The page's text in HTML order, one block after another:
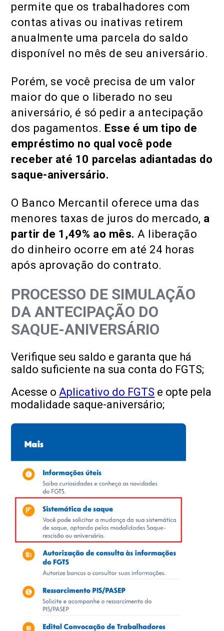
permite que os trabalhadores com
contas ativas ou inativas retirem
anualmente uma parcela do saldo
disponível no mês de seu aniversário.
Porém, se você precisa de um valor
maior do que o liberado no seu
aniversário, é só pedir a antecipação
dos pagamentos. Esse é um tipo de
empréstimo no qual você pode
receber até 10 parcelas adiantadas do
saque-aniversário.
O Banco Mercantil oferece uma das
menores taxas de juros do mercado, a
partir de 1,49% ao mês.A liberação
do dinheiro ocorre em até 24 horas
após aprovação do contrato.
PROCESSO DE SIMULAÇÃO
DA ANTECIPAÇÃO DO
SAQUE-ANIVERSÁRIO
Verifique seu saldo e garanta que há
saldo suficiente na sua conta do FGTS;
Acesse oAplicativo do FGTS e opte pela
modalidade saque-aniversário;